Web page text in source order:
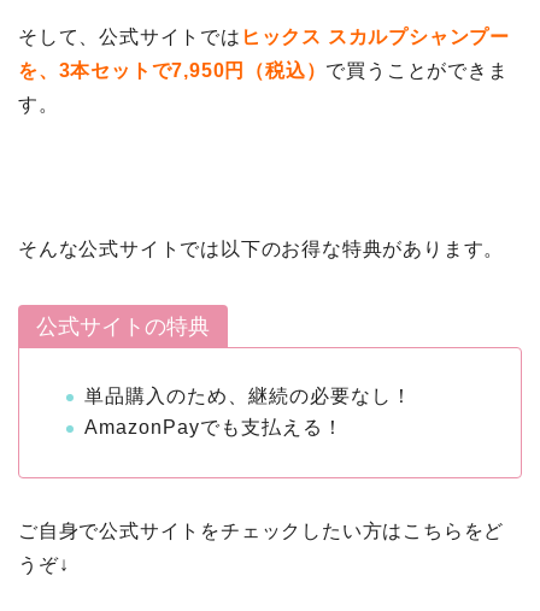
そして、公式サイトでは ヒックス スカルプシャンプー
を、3本セットで7,950円（税込） で買うことができま
す。
そんな公式サイトでは以下のお得な特典があります。
公式サイトの特典
単品購入のため、継続の必要なし！
AmazonPayでも支払える！
ご自身で公式サイトをチェックしたい方はこちらをど
うぞ↓